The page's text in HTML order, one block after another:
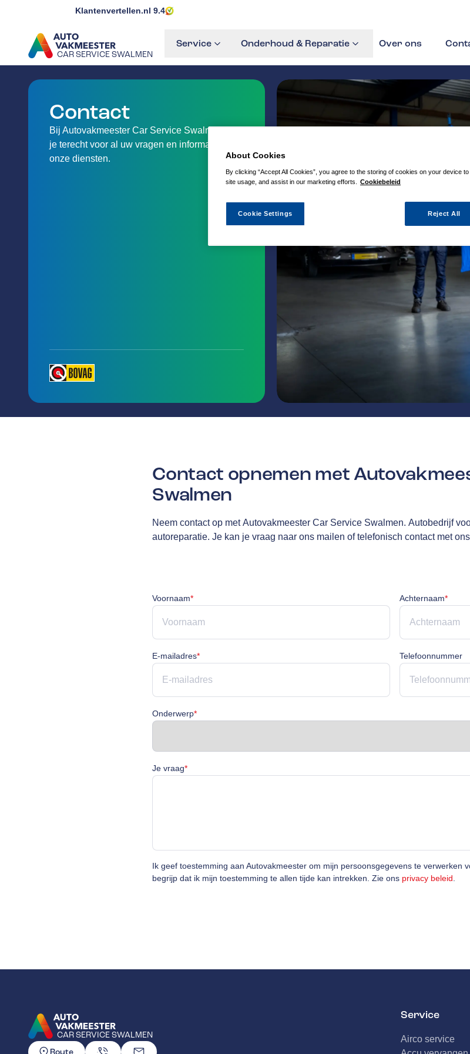
Klantenvertellen.nl 9.4
CAR SERVICE SWALMEN
GA NAAR DE HOMEPAGINA
Service Onderhoud & Reparatie Over ons
Contact
Bij Autovakmeester Car Service Swalmen kan
je terecht voor al uw vragen en informatie over
onze diensten.
Contact opnemen met
Swalmen
Neem contact op met Autovakmeester Car Service Swalmen. Autobedrijf
autoreparatie. Je kan je vraag naar ons mailen of telefonisch contact met
Voornaam*Voornaam is verplicht Achternaam*
E-mailadres*E-mailadres is verplicht Telefoonnummer
Onderwerp*Onderwerp is verplicht
Je vraag*Je vraag is verplicht
Ik geef toestemming aan Autovakmeester om mijn persoonsgegevens te verwerken
begrijp dat ik mijn toestemming te allen tijde kan intrekken. Zie ons privacy beleid
CAR SERVICE SWALMEN
GA NAAR DE HOMEPAGINA
Route
Service
Airco service
About Cookies
By clicking “Accept All Cookies”, you agree to the storing of cookies on your device
site usage, and assist in our marketing efforts.
Cookiebeleid
Reject All
Cookie Settings